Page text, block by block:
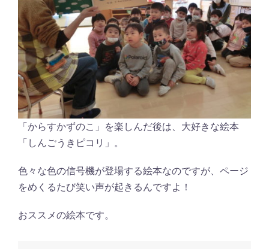
「からすかずのこ」を楽しんだ後は、大好きな絵本
「しんごうきピコリ」。
色々な色の信号機が登場する絵本なのですが、ページ
をめくるたび笑い声が起きるんですよ！
おススメの絵本です。